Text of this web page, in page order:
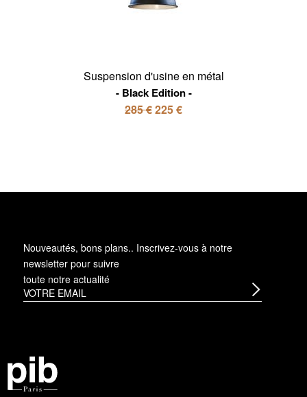
Suspension d'usine en métal
Black Edition
285 €225 €
Nouveautés, bons plans.. Inscrivez-vous à notre
newsletter pour suivre
toute notre actualité